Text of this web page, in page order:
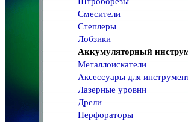
Смесители
Степлеры
Лобзики
Аккумуляторный
Металлоискатели
Аксессуары для
Лазерные уровни
Дрели
Перфораторы